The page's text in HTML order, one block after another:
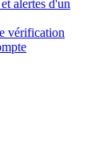
alertes d'un
vérification